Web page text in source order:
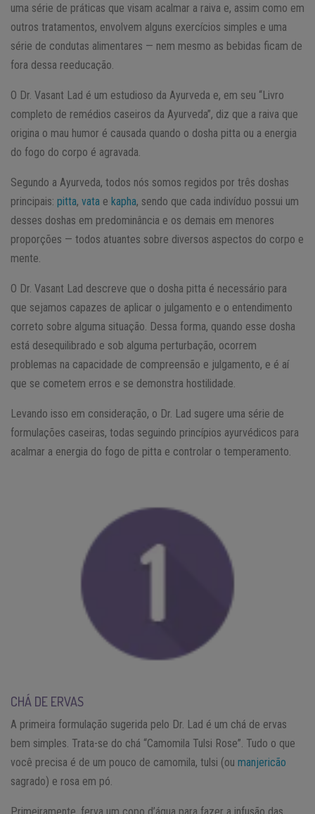
uma série de práticas que visam acalmar a raiva e, assim como em
outros tratamentos, envolvem alguns exercícios simples e uma
série de condutas alimentares — nem mesmo as bebidas ficam de
fora dessa reeducação.
O Dr. Vasant Lad é um estudioso da Ayurveda e, em seu “Livro
completo de remédios caseiros da Ayurveda”, diz que a raiva que
origina o mau humor é causada quando o dosha pitta ou a energia
do fogo do corpo é agravada.
Segundo a Ayurveda, todos nós somos regidos por três doshas
principais: pitta, vata e kapha, sendo que cada indivíduo possui um
desses doshas em predominância e os demais em menores
proporções — todos atuantes sobre diversos aspectos do corpo e
mente.
O Dr. Vasant Lad descreve que o dosha pitta é necessário para
que sejamos capazes de aplicar o julgamento e o entendimento
correto sobre alguma situação. Dessa forma, quando esse dosha
está desequilibrado e sob alguma perturbação, ocorrem
problemas na capacidade de compreensão e julgamento, e é aí
que se cometem erros e se demonstra hostilidade.
Levando isso em consideração, o Dr. Lad sugere uma série de
formulações caseiras, todas seguindo princípios ayurvédicos para
acalmar a energia do fogo de pitta e controlar o temperamento.
CHÁ DE ERVAS
A primeira formulação sugerida pelo Dr. Lad é um chá de ervas
bem simples. Trata-se do chá “Camomila Tulsi Rose”. Tudo o que
você precisa é de um pouco de camomila, tulsi (ou manjericão
sagrado) e rosa em pó.